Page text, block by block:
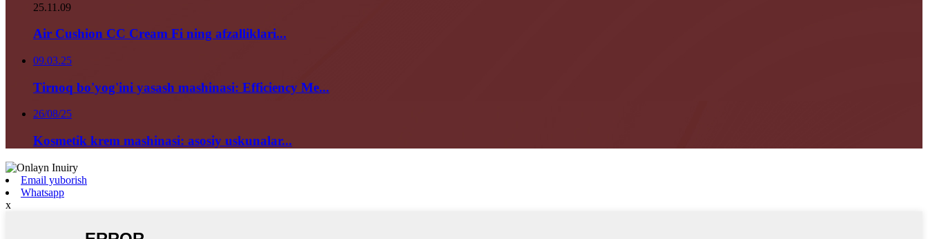
25.11.09
Air Cushion CC Cream Fi ning afzalliklari...
09.03.25
Tirnoq bo'yog'ini yasash mashinasi: Efficiency Me...
26/08/25
Kosmetik krem ​​mashinasi: asosiy uskunalar...
Email yuborish
Whatsapp
x